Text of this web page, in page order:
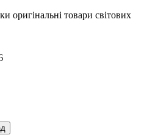
оригінальні товари світових